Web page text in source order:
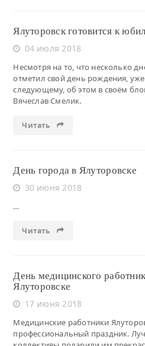
Ялуторовск готовится к
04 июля 2018
Несмотря на то, что несколько
отметил свой день рождения, уже
следующему, об этом в своём
Вячеслав Смелик.
Читать
День города в Ялуторовске
30 июня 2018
…
Читать
День медицинского
Ялуторовске
17 июня 2018
Медицинские работники
профессиональный праздник.